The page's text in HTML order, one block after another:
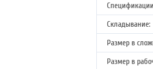
Складывание:
Размер в
Размер в